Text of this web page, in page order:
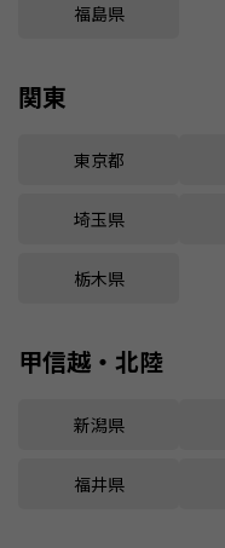
福島県
関東
東京都
埼玉県
栃木県
甲信越・北陸
新潟県
福井県